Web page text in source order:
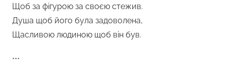
Щоб за фігурою за своєю стежив.
Душа щоб його була задоволена,
Щасливою людиною щоб він був.
***